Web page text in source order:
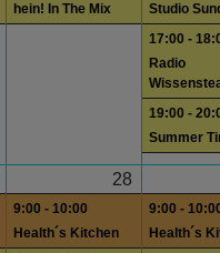
hein! In The Mix
Studio
17:00 -
Radio
19:00 -
Summer
28
9:00 - 10:00
Health´s Kitchen
9:00 -
Health´s